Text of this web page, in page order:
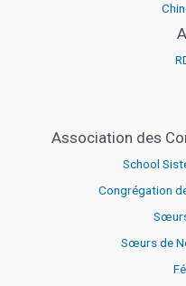
Association des
School
Congrégation
Sœurs de